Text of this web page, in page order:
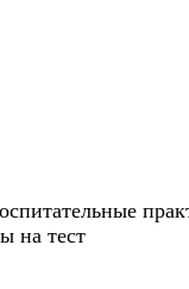
на тест